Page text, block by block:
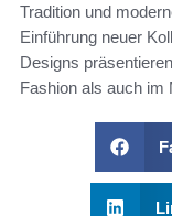
Tradition und
Einführung neuer
Designs
Fashion als auch im